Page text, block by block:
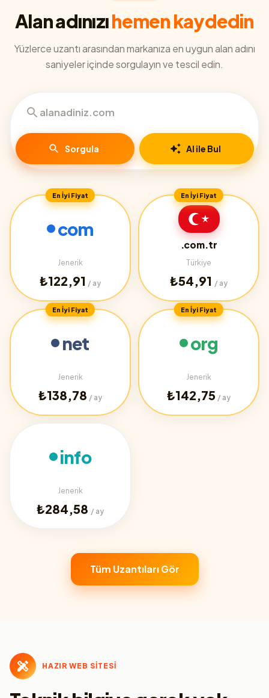
Alan adınızıhemen kaydedin
Yüzlerce uzantı arasından markanıza en uygun alan adını
saniyeler içinde sorgulayın ve tescil edin.
Sorgula AI ile Bul
En İyi Fiyat
com
Jenerik
₺122,91 / ay
En İyi Fiyat
.com.tr
Türkiye
₺54,91 / ay
En İyi Fiyat
net
Jenerik
₺138,78 / ay
En İyi Fiyat
org
Jenerik
₺142,75 / ay
info
Jenerik
₺284,58 / ay
Tüm Uzantıları Gör
HAZIR WEB SİTESİ